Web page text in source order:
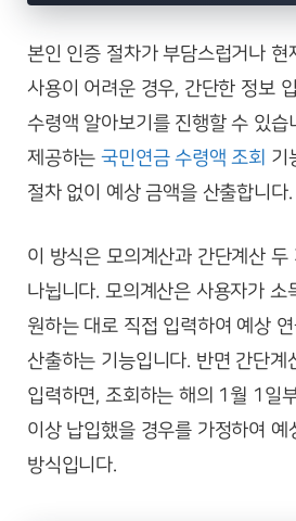
본인 인증 절차가 부담스럽거나 현
사용이 어려운 경우, 간단한 정보
수령액 알아보기를 진행할 수 있습
제공하는국민연금 수령액 조회 기
절차 없이 예상 금액을 산출합니다.
이 방식은 모의계산과 간단계산 두
나뉩니다. 모의계산은 사용자가 소
원하는 대로 직접 입력하여 예상
산출하는 기능입니다. 반면 간단계
입력하면, 조회하는 해의 1월 1일
이상 납입했을 경우를 가정하여
방식입니다.